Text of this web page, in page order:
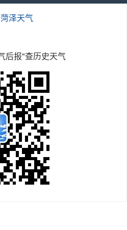
菏泽天气
后报"查历史天气